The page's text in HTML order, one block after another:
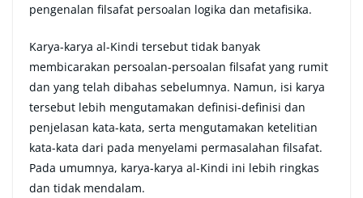
pengenalan filsafat persoalan logika dan metafisika.
Karya-karya al-Kindi tersebut tidak banyak
membicarakan persoalan-persoalan filsafat yang rumit
dan yang telah dibahas sebelumnya. Namun, isi karya
tersebut lebih mengutamakan definisi-definisi dan
penjelasan kata-kata, serta mengutamakan ketelitian
kata-kata dari pada menyelami permasalahan filsafat.
Pada umumnya, karya-karya al-Kindi ini lebih ringkas
dan tidak mendalam.